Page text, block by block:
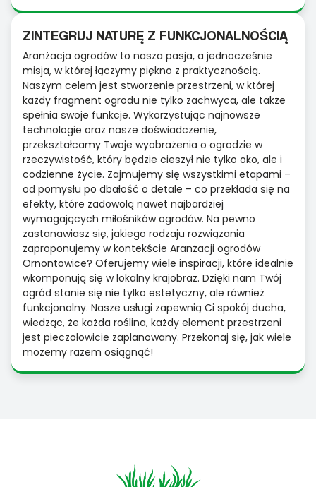
ZINTEGRUJ NATURĘ Z FUNKCJONALNOŚCIĄ
Aranżacja ogrodów to nasza pasja, a jednocześnie
misja, w której łączymy piękno z praktycznością.
Naszym celem jest stworzenie przestrzeni, w której
każdy fragment ogrodu nie tylko zachwyca, ale także
spełnia swoje funkcje. Wykorzystując najnowsze
technologie oraz nasze doświadczenie,
przekształcamy Twoje wyobrażenia o ogrodzie w
rzeczywistość, który będzie cieszył nie tylko oko, ale i
codzienne życie. Zajmujemy się wszystkimi etapami –
od pomysłu po dbałość o detale – co przekłada się na
efekty, które zadowolą nawet najbardziej
wymagających miłośników ogrodów. Na pewno
zastanawiasz się, jakiego rodzaju rozwiązania
zaproponujemy w kontekście Aranżacji ogrodów
Ornontowice? Oferujemy wiele inspiracji, które idealnie
wkomponują się w lokalny krajobraz. Dzięki nam Twój
ogród stanie się nie tylko estetyczny, ale również
funkcjonalny. Nasze usługi zapewnią Ci spokój ducha,
wiedząc, że każda roślina, każdy element przestrzeni
jest pieczołowicie zaplanowany. Przekonaj się, jak wiele
możemy razem osiągnąć!